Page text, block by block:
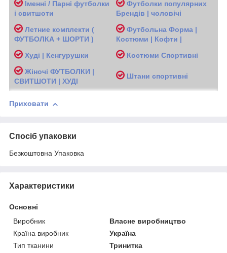
Іменні / Парні футболки
і свитшоти
Футболки популярних
Брендів | чоловічі
Летние комплекти (
ФУТБОЛКА + ШОРТИ )
Футбольна Форма |
Костюми | Кофти |
Худі | Кенгурушки
Костюми Спортивні
Жіночі ФУТБОЛКИ |
СВИТШОТИ | ХУДІ
Штани спортивні
Приховати
Спосіб упаковки
Безкоштовна Упаковка
Характеристики
Основні
Виробник
Власне виробництво
Країна виробник
Україна
Тип тканини
Тринитка